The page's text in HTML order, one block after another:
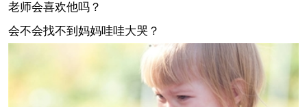
老师会喜欢他吗？
会不会找不到妈妈哇哇大哭？